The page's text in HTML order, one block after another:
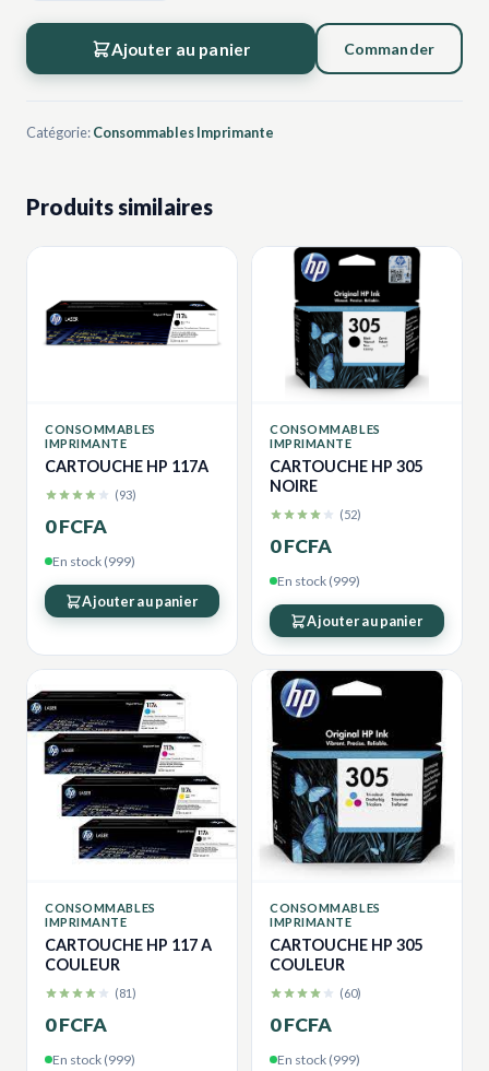
Ajouter au panier Commander
Catégorie:Consommables Imprimante
Produits similaires
CONSOMMABLES
IMPRIMANTE
CARTOUCHE HP 117A
(93)
0 FCFA
En stock (999)
Ajouter au panier
CONSOMMABLES
IMPRIMANTE
CARTOUCHE HP 305
NOIRE
(52)
0 FCFA
En stock (999)
Ajouter au panier
CONSOMMABLES
IMPRIMANTE
CARTOUCHE HP 117 A
COULEUR
(81)
0 FCFA
En stock (999)
CONSOMMABLES
IMPRIMANTE
CARTOUCHE HP 305
COULEUR
(60)
0 FCFA
En stock (999)